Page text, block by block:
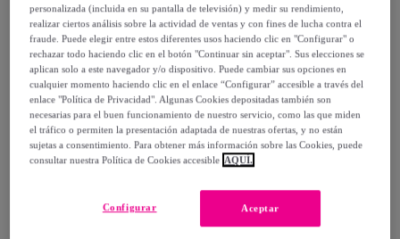
49,90 €
-80%
Vendido porDiseño de producto tecnico
Entrega
Entrega desde6,05 €
personalizada (incluida en su pantalla de televisión) y medir su rendimiento,
realizar ciertos análisis sobre la actividad de ventas y con fines de lucha contra el
fraude. Puede elegir entre estos diferentes usos haciendo clic en "Configurar" o
rechazar todo haciendo clic en el botón "Continuar sin aceptar". Sus elecciones se
aplican solo a este navegador y/o dispositivo. Puede cambiar sus opciones en
cualquier momento haciendo clic en el enlace “Configurar” accesible a través del
enlace "Política de Privacidad". Algunas Cookies depositadas también son
necesarias para el buen funcionamiento de nuestro servicio, como las que miden
el tráfico o permiten la presentación adaptada de nuestras ofertas, y no están
sujetas a consentimiento. Para obtener más información sobre las Cookies, puede
consultar nuestra Política de Cookies accesible AQUÍ.
Aceptar
Configurar